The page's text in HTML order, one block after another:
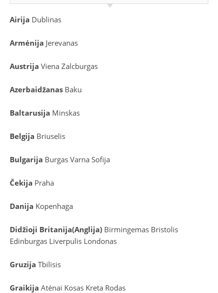
Airija Dublinas
Armėnija Jerevanas
Austrija Viena Zalcburgas
Azerbaidžanas Baku
Baltarusija Minskas
Belgija Briuselis
Bulgarija Burgas Varna Sofija
Čekija Praha
Danija Kopenhaga
Didžioji Britanija(Anglija) Birmingemas Bristolis
Edinburgas Liverpulis Londonas
Gruzija Tbilisis
Graikija Atėnai Kosas Kreta Rodas